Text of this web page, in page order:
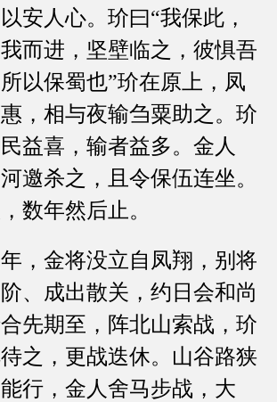
安人心。玠曰“我保此，
而进，坚壁临之，彼惧吾
以保蜀也”玠在原上，凤
，相与夜输刍粟助之。玠
益喜，输者益多。金人
邀杀之，且令保伍连坐。
数年然后止。
金将没立自凤翔，别将
、成出散关，约日会和尚
先期至，阵北山索战，玠
之，更战迭休。山谷路狭
行，金人舍马步战，大